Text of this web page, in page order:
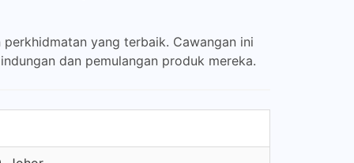
yang terbaik. Cawangan ini
dan pemulangan produk mereka.